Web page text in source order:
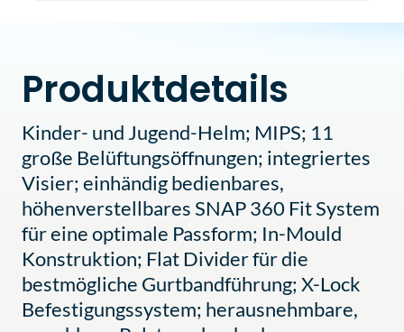
Produktdetails
Kinder- und Jugend-Helm; MIPS; 11
große Belüftungsöffnungen; integriertes
Visier; einhändig bedienbares,
höhenverstellbares SNAP 360 Fit System
für eine optimale Passform; In-Mould
Konstruktion; Flat Divider für die
bestmögliche Gurtbandführung; X-Lock
Befestigungssystem; herausnehmbare,